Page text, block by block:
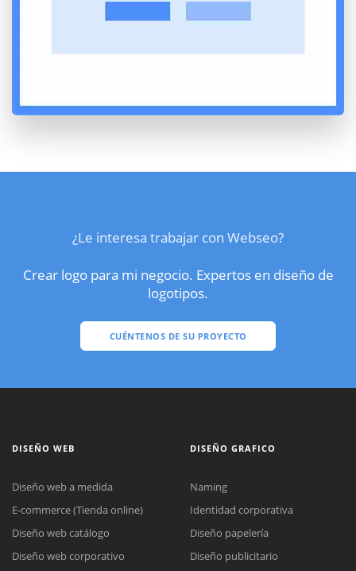
¿Le interesa trabajar con Webseo?
Crear logo para mi negocio. Expertos en diseño de
logotipos.
CUÉNTENOS DE SU PROYECTO
DISEÑO WEB
Diseño web a medida
E-commerce (Tienda online)
Diseño web catálogo
Diseño web corporativo
DISEÑO GRAFICO
Naming
Identidad corporativa
Diseño papelería
Diseño publicitario